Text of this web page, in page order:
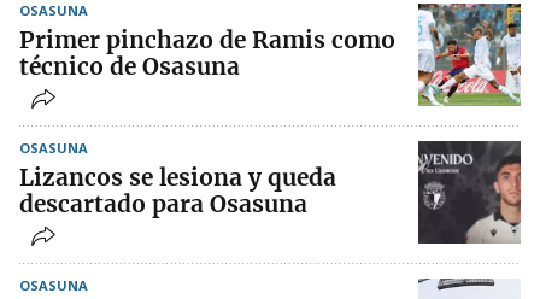
OSASUNA
Primer pinchazo de Ramis como
técnico de Osasuna
OSASUNA
Lizancos se lesiona y queda
descartado para Osasuna
OSASUNA